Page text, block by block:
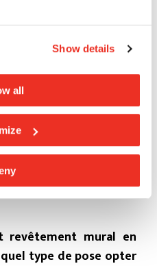
Show details
all
revêtement mural en
type de pose opter